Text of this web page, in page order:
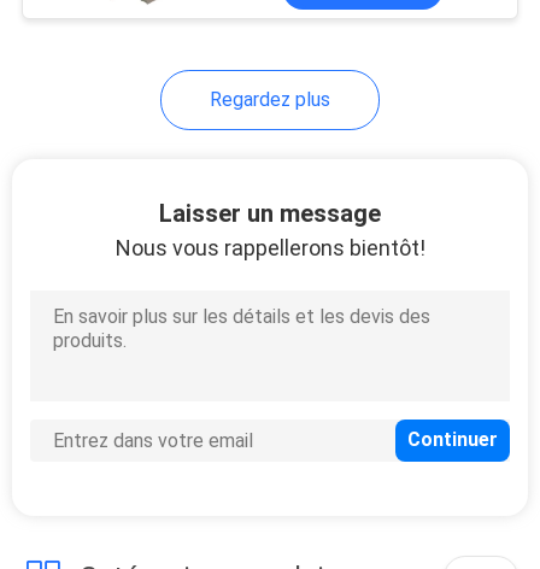
Regardez plus
Laisser un message
Nous vous rappellerons bientôt!